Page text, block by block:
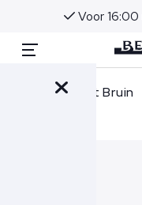
Voor 16:00
Berwich Short Bruin